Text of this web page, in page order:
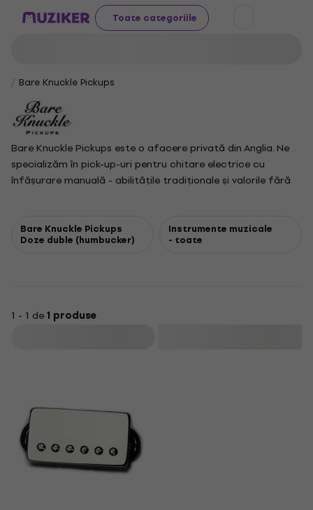
Toate categoriile
Bare Knuckle Pickups
Bare Knuckle Pickups este o afacere privată din Anglia. Ne
specializăm în pick-up-uri pentru chitare electrice cu
înfășurare manuală - abilitățile tradiționale și valorile fără
întotdeauna gata să luptăm și să apărăm ceea ce credem!
Bare Knuckle Pickups
Doze duble (humbucker)
Instrumente muzicale
- toate
1 - 1 de1 produse